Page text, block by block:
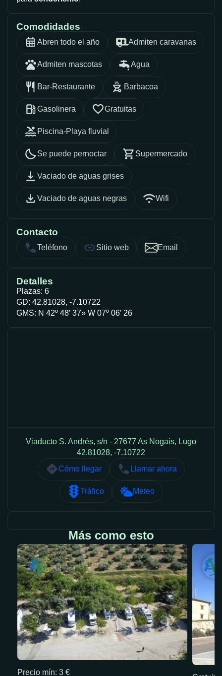
Comodidades
Abren todo el año Admiten caravanas
Admiten mascotas Agua
Bar-Restaurante Barbacoa
Gasolinera Gratuitas
Piscina-Playa fluvial
Se puede pernoctar Supermercado
Vaciado de aguas grises
Vaciado de aguas negras Wifi
Contacto
Teléfono Sitio web Email
Detalles
Plazas: 6
GD: 42.81028, -7.10722
GMS: N 42º 48′ 37» W 07º 06′ 26
Viaducto S. Andrés, s/n - 27677 As Nogais, Lugo
42.81028, -7.10722
Cómo llegar
Llamar ahora
Tráfico Meteo
Más como esto
Precio mín: 3 €